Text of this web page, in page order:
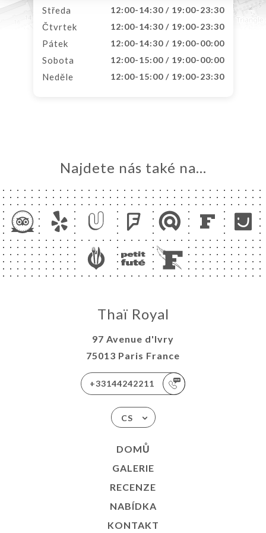
Středa 12:00-14:30 / 19:00-23:30
Čtvrtek 12:00-14:30 / 19:00-23:30
Pátek 12:00-14:30 / 19:00-00:00
Sobota 12:00-15:00 / 19:00-00:00
Neděle 12:00-15:00 / 19:00-23:30
Najdete nás také na...
Thaï Royal
97 Avenue d'Ivry
75013 Paris France
+33144242211
CS
DOMŮ
GALERIE
RECENZE
NABÍDKA
KONTAKT